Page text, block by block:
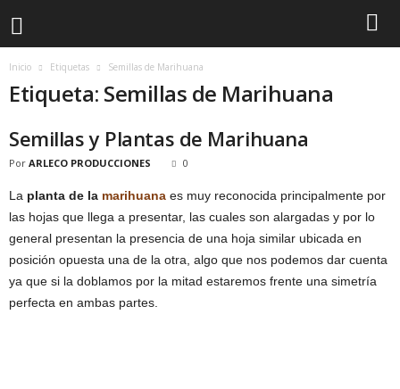
Inicio Etiquetas Semillas de Marihuana
Etiqueta: Semillas de Marihuana
Semillas y Plantas de Marihuana
Por ARLECO PRODUCCIONES 0
La planta de la marihuana es muy reconocida principalmente por
las hojas que llega a presentar, las cuales son alargadas y por lo
general presentan la presencia de una hoja similar ubicada en
posición opuesta una de la otra, algo que nos podemos dar cuenta
ya que si la doblamos por la mitad estaremos frente una simetría
perfecta en ambas partes.